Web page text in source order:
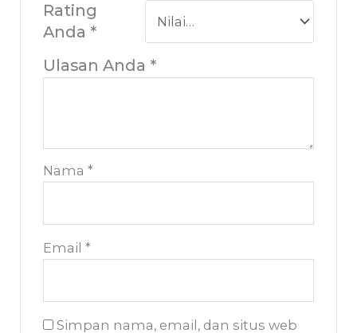
Rating
Anda *
Ulasan Anda *
Nama *
Email *
Simpan nama, email, dan situs web